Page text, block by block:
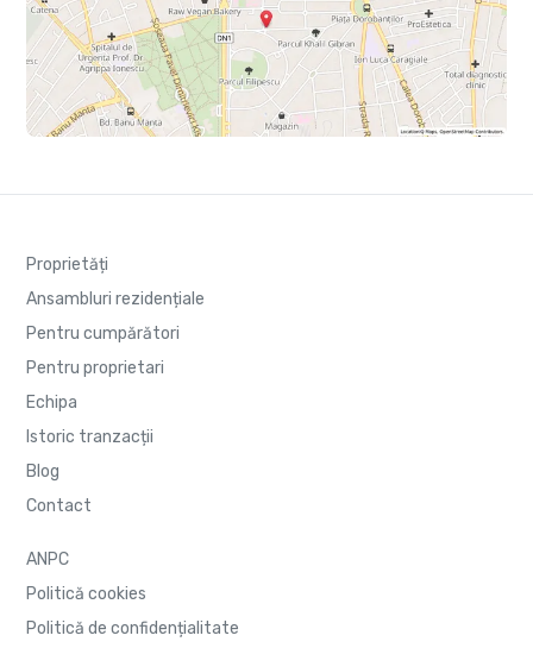
Proprietăți
Ansambluri rezidențiale
Pentru cumpărători
Pentru proprietari
Echipa
Istoric tranzacții
Blog
Contact
ANPC
Politică cookies
Politică de confidențialitate